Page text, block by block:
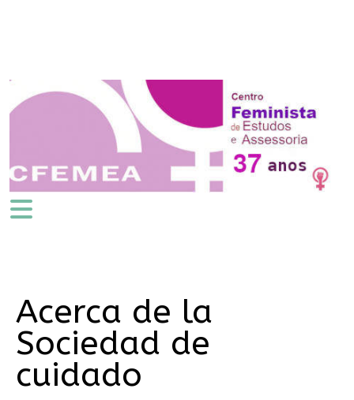
Acerca de la
Sociedad de
cuidado